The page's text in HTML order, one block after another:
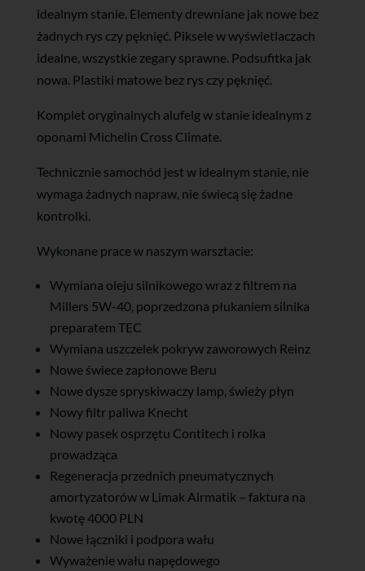
idealnym stanie. Elementy drewniane jak nowe bez
żadnych rys czy pęknięć. Piksele w wyświetlaczach
idealne, wszystkie zegary sprawne. Podsufitka jak
nowa. Plastiki matowe bez rys czy pęknięć.
Komplet oryginalnych alufelg w stanie idealnym z
oponami Michelin Cross Climate.
Technicznie samochód jest w idealnym stanie, nie
wymaga żadnych napraw, nie świecą się żadne
kontrolki.
Wykonane prace w naszym warsztacie:
Wymiana oleju silnikowego wraz z filtrem na
Millers 5W-40, poprzedzona płukaniem silnika
preparatem TEC
Wymiana uszczelek pokryw zaworowych Reinz
Nowe świece zapłonowe Beru
Nowe dysze spryskiwaczy lamp, świeży płyn
Nowy filtr paliwa Knecht
Nowy pasek osprzętu Contitech i rolka
prowadząca
Regeneracja przednich pneumatycznych
amortyzatorów w Limak Airmatik – faktura na
kwotę 4000 PLN
Nowe łączniki i podpora wału
Wyważenie wału napędowego